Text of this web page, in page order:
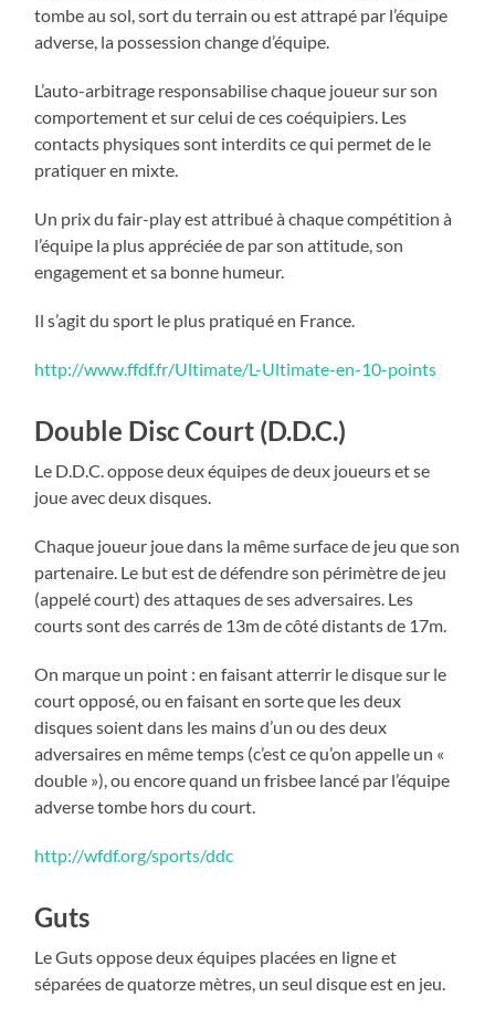
tombe au sol, sort du terrain ou est attrapé par l’équipe
adverse, la possession change d’équipe.
L’auto-arbitrage responsabilise chaque joueur sur son
comportement et sur celui de ces coéquipiers. Les
contacts physiques sont interdits ce qui permet de le
pratiquer en mixte.
Un prix du fair-play est attribué à chaque compétition à
l’équipe la plus appréciée de par son attitude, son
engagement et sa bonne humeur.
Il s’agit du sport le plus pratiqué en France.
http://www.ffdf.fr/Ultimate/L-Ultimate-en-10-points
Double Disc Court (D.D.C.)
Le D.D.C. oppose deux équipes de deux joueurs et se
joue avec deux disques.
Chaque joueur joue dans la même surface de jeu que son
partenaire. Le but est de défendre son périmètre de jeu
(appelé court) des attaques de ses adversaires. Les
courts sont des carrés de 13m de côté distants de 17m.
On marque un point : en faisant atterrir le disque sur le
court opposé, ou en faisant en sorte que les deux
disques soient dans les mains d’un ou des deux
adversaires en même temps (c’est ce qu’on appelle un «
double »), ou encore quand un frisbee lancé par l’équipe
adverse tombe hors du court.
http://wfdf.org/sports/ddc
Guts
Le Guts oppose deux équipes placées en ligne et
séparées de quatorze mètres, un seul disque est en jeu.